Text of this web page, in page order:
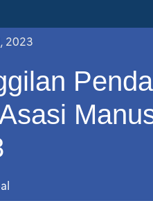
2023